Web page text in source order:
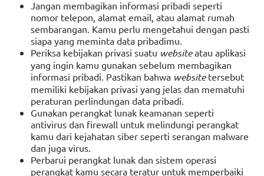
Jangan membagikan informasi pribadi seperti
nomor telepon, alamat email, atau alamat rumah
sembarangan. Kamu perlu mengetahui dengan pasti
siapa yang meminta data pribadimu.
Periksa kebijakan privasi suatu websiteatau aplikasi
yang ingin kamu gunakan sebelum membagikan
informasi pribadi. Pastikan bahwa website tersebut
memiliki kebijakan privasi yang jelas dan mematuhi
peraturan perlindungan data pribadi.
Gunakan perangkat lunak keamanan seperti
antivirus dan firewall untuk melindungi perangkat
kamu dari kejahatan siber seperti serangan malware
dan juga virus.
Perbarui perangkat lunak dan sistem operasi
perangkat kamu secara teratur untuk memperbaiki